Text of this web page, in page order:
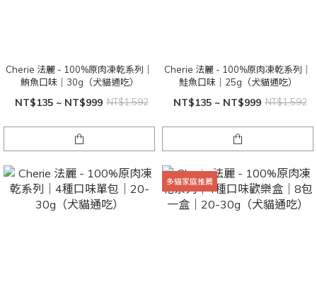
Cherie 法麗 - 100%原肉凍乾系列｜
鮪魚口味｜30g（犬貓通吃）
NT$135 ~ NT$999 NT$1,592
Cherie 法麗 - 100%原肉凍乾系列｜
鮭魚口味｜25g（犬貓通吃）
NT$135 ~ NT$999 NT$1,592
多貓家庭推薦